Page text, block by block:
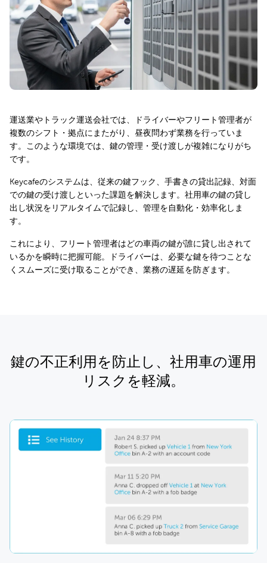
運送業やトラック運送会社では、ドライバーやフリート管理者が
複数のシフト・拠点にまたがり、昼夜問わず業務を行っていま
す。このような環境では、鍵の管理・受け渡しが複雑になりがち
です。
Keycafeのシステムは、従来の鍵フック、手書きの貸出記録、対面
での鍵の受け渡しといった課題を解決します。社用車の鍵の貸し
出し状況をリアルタイムで記録し、管理を自動化・効率化しま
す。
これにより、フリート管理者はどの車両の鍵が誰に貸し出されて
いるかを瞬時に把握可能。ドライバーは、必要な鍵を待つことな
くスムーズに受け取ることができ、業務の遅延を防ぎます。
鍵の不正利用を防止し、社用車の運用
リスクを軽減。